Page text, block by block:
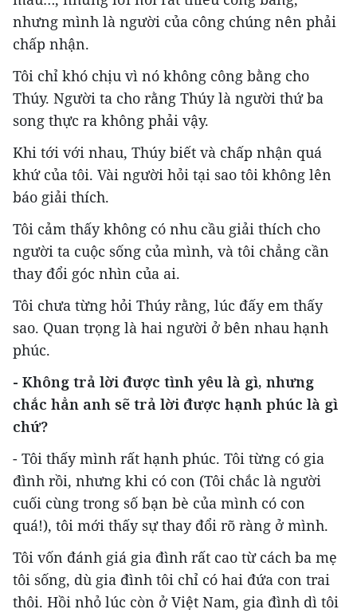
nhưng mình là người của công chúng nên phải
chấp nhận.
Tôi chỉ khó chịu vì nó không công bằng cho
Thúy. Người ta cho rằng Thúy là người thứ ba
song thực ra không phải vậy.
Khi tới với nhau, Thúy biết và chấp nhận quá
khứ của tôi. Vài người hỏi tại sao tôi không lên
báo giải thích.
Tôi cảm thấy không có nhu cầu giải thích cho
người ta cuộc sống của mình, và tôi chẳng cần
thay đổi góc nhìn của ai.
Tôi chưa từng hỏi Thúy rằng, lúc đấy em thấy
sao. Quan trọng là hai người ở bên nhau hạnh
phúc.
- Không trả lời được tình yêu là gì, nhưng
chắc hẳn anh sẽ trả lời được hạnh phúc là gì
chứ?
- Tôi thấy mình rất hạnh phúc. Tôi từng có gia
đình rồi, nhưng khi có con (Tôi chắc là người
cuối cùng trong số bạn bè của mình có con
quá!), tôi mới thấy sự thay đổi rõ ràng ở mình.
Tôi vốn đánh giá gia đình rất cao từ cách ba mẹ
tôi sống, dù gia đình tôi chỉ có hai đứa con trai
thôi. Hồi nhỏ lúc còn ở Việt Nam, gia đình dì tôi